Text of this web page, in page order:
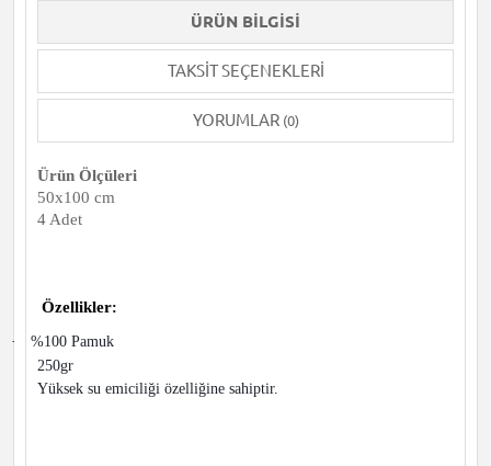
ÜRÜN BILGISI
TAKSIT SEÇENEKLERI
YORUMLAR (0)
Ürün Ölçüleri
50x100 cm
4 Adet
Özellikler:
·
%100 Pamuk
250gr
Yüksek su emiciliği özelliğine sahiptir.